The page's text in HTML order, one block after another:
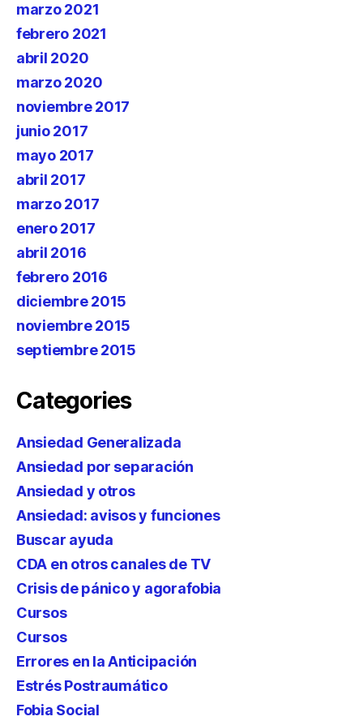
marzo 2021
febrero 2021
abril 2020
marzo 2020
noviembre 2017
junio 2017
mayo 2017
abril 2017
marzo 2017
enero 2017
abril 2016
febrero 2016
diciembre 2015
noviembre 2015
septiembre 2015
Categories
Ansiedad Generalizada
Ansiedad por separación
Ansiedad y otros
Ansiedad: avisos y funciones
Buscar ayuda
CDA en otros canales de TV
Crisis de pánico y agorafobia
Cursos
Cursos
Errores en la Anticipación
Estrés Postraumático
Fobia Social